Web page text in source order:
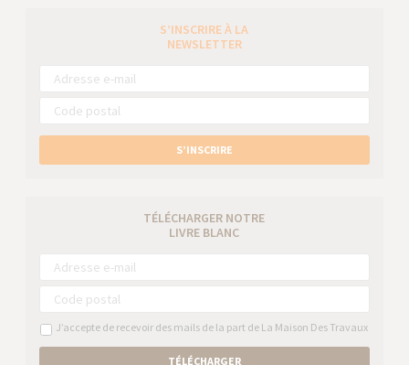
S’INSCRIRE À LA
NEWSLETTER
S’INSCRIRE
TÉLÉCHARGER NOTRE
LIVRE BLANC
J’accepte de recevoir des mails de la part de La Maison Des Travaux
TÉLÉCHARGER